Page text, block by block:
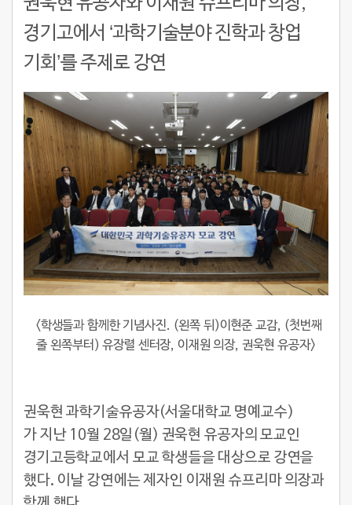
경기고에서 ‘과학기술분야 진학과 창업
기회’를 주제로 강연
<학생들과 함께한 기념사진. (왼쪽 뒤)이현준 교감, (첫번째
줄 왼쪽부터) 유장렬 센터장, 이재원 의장, 권욱현 유공자>
권욱현 과학기술유공자(서울대학교 명예교수)
가 지난 10월 28일(월) 권욱현 유공자의 모교인
경기고등학교에서 모교 학생들을 대상으로 강연을
했다. 이날 강연에는 제자인 이재원 슈프리마 의장과